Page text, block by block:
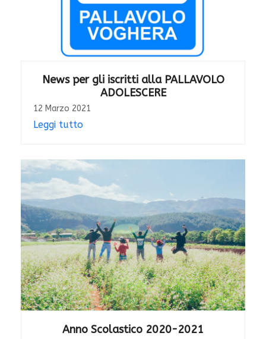
News per gli iscritti alla PALLAVOLO
ADOLESCERE
12 Marzo 2021
Leggi tutto
Anno Scolastico 2020-2021